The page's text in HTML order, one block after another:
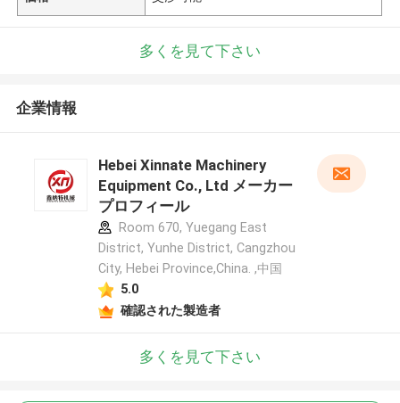
多くを見て下さい
企業情報
Hebei Xinnate Machinery
Equipment Co., Ltd メーカー
プロフィール
Room 670, Yuegang East
District, Yunhe District, Cangzhou
City, Hebei Province,China. ,中国
5.0
確認された製造者
多くを見て下さい